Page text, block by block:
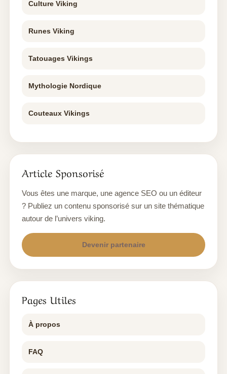
Culture Viking
Runes Viking
Tatouages Vikings
Mythologie Nordique
Couteaux Vikings
Article Sponsorisé
Vous êtes une marque, une agence SEO ou un éditeur
? Publiez un contenu sponsorisé sur un site thématique
autour de l’univers viking.
Devenir partenaire
Pages Utiles
À propos
FAQ